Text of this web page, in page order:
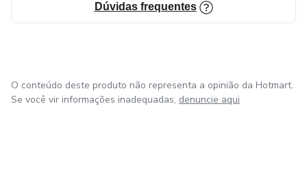
Dúvidas frequentes
O conteúdo deste produto não representa a opinião da Hotmart.
Se você vir informações inadequadas, denuncie aqui